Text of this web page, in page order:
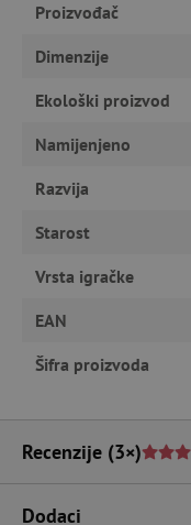
Proizvođač
Dimenzije
Ekološki proizvod
Namijenjeno
Razvija
Starost
Vrsta igračke
EAN
Šifra proizvoda
Recenzije (3×)
Dodaci
npr. upis
odgovarajuće